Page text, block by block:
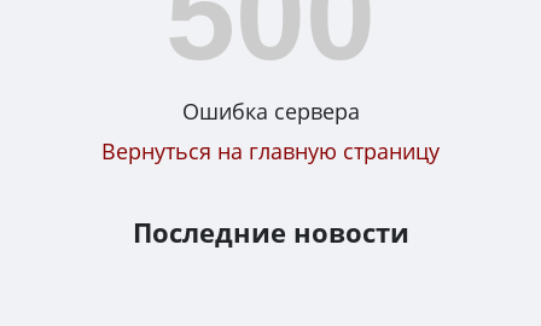
Ошибка сервера
Вернуться на главную страницу
Последние новости